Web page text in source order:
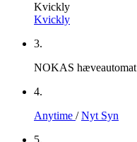
Kvickly
Kvickly
3.
NOKAS hæveautomat
4.
Anytime /Nyt Syn